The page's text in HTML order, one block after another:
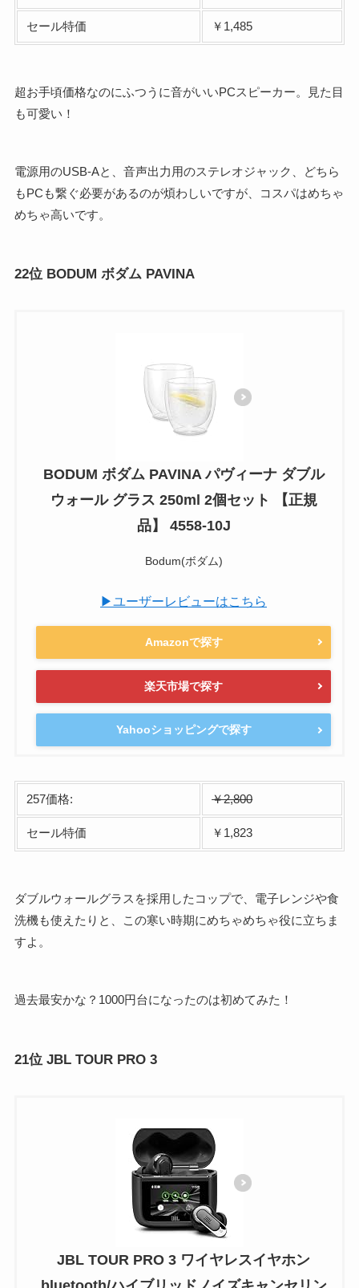
セール特価 ￥1,485
超お手頃価格なのにふつうに音がいいPCスピーカー。見た目
も可愛い！
電源用のUSB-Aと、音声出力用のステレオジャック、どちら
もPCも繋ぐ必要があるのが煩わしいですが、コスパはめちゃ
めちゃ高いです。
22位 BODUM ボダム PAVINA
BODUM ボダム PAVINA パヴィーナ ダブル
ウォール グラス 250ml 2個セット 【正規
品】 4558-10J
Bodum(ボダム)
▶ユーザーレビューはこちら
Amazonで探す
楽天市場で探す
Yahooショッピングで探す
257価格: ￥2,800
セール特価 ￥1,823
ダブルウォールグラスを採用したコップで、電子レンジや食
洗機も使えたりと、この寒い時期にめちゃめちゃ役に立ちま
すよ。
過去最安かな？1000円台になったのは初めてみた！
21位 JBL TOUR PRO 3
JBL TOUR PRO 3 ワイヤレスイヤホン